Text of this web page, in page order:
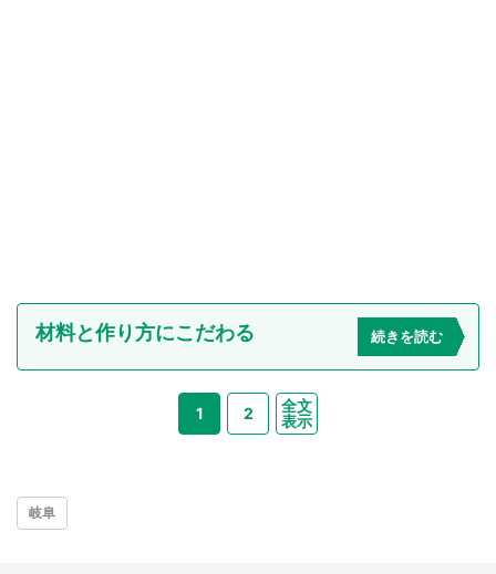
材料と作り方にこだわる 続きを読む
1 2
全文
表示
岐阜